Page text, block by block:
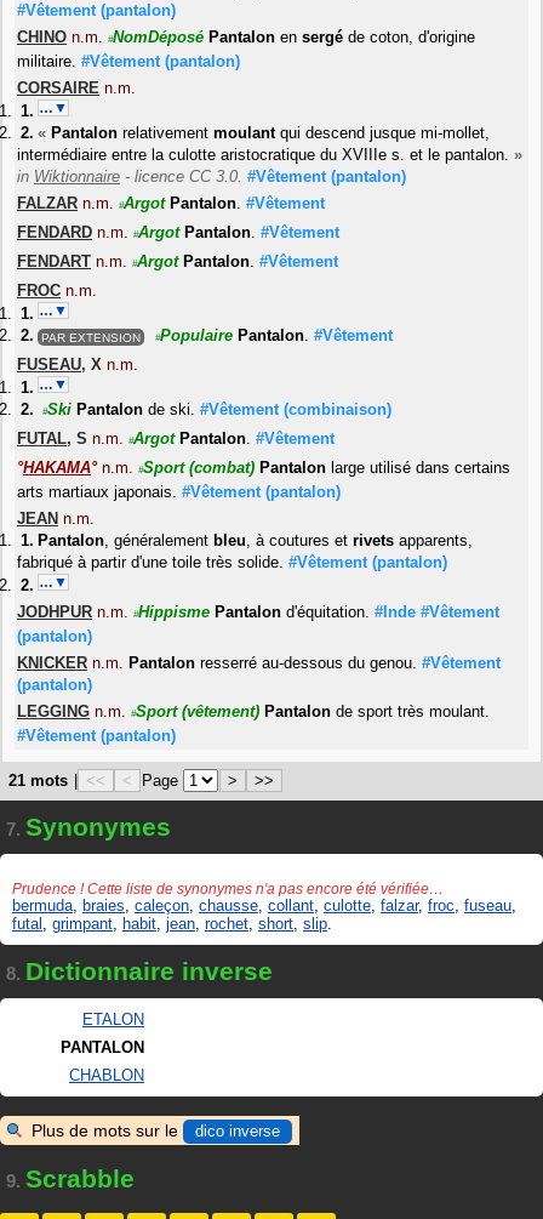
#Vêtement (pantalon)
CHINO n.m. #NomDéposé Pantalon en sergé de coton, d'origine
militaire. #Vêtement (pantalon)
CORSAIRE n.m.
…▼
« Pantalon relativement moulantqui descend jusque mi-mollet,
intermédiaire entre la culotte aristocratique du XVIIIe s. et le pantalon. »
in Wiktionnaire - licence CC 3.0. #Vêtement (pantalon)
FALZAR n.m. #Argot Pantalon. #Vêtement
FENDARD n.m. #Argot Pantalon. #Vêtement
FENDART n.m. #Argot Pantalon. #Vêtement
FROC n.m.
…▼
PAR EXTENSION #Populaire Pantalon. #Vêtement
FUSEAU, X n.m.
…▼
#Ski Pantalon de ski. #Vêtement (combinaison)
FUTAL, S n.m. #Argot Pantalon. #Vêtement
°HAKAMA° n.m. #Sport (combat) Pantalon large utilisé dans certains
arts martiaux japonais. #Vêtement (pantalon)
JEAN n.m.
Pantalon, généralement bleu, à coutures et rivets apparents,
fabriqué à partir d'une toile très solide. #Vêtement (pantalon)
…▼
JODHPUR n.m. #Hippisme Pantalon d'équitation. #Inde #Vêtement
(pantalon)
KNICKER n.m. Pantalon resserré au-dessous du genou. #Vêtement
(pantalon)
LEGGING n.m. #Sport (vêtement) Pantalon de sport très moulant.
#Vêtement (pantalon)
21 mots << < Page > >>
7. Synonymes
Prudence ! Cette liste de synonymes n'a pas encore été vérifiée…
bermuda braies caleçon chausse collant culotte falzar, froc fuseau
futal grimpant habit jean rochet short slip
8. Dictionnaire inverse
ETALON
PANTALON
CHABLON
Plus de mots sur le dico inverse
9. Scrabble